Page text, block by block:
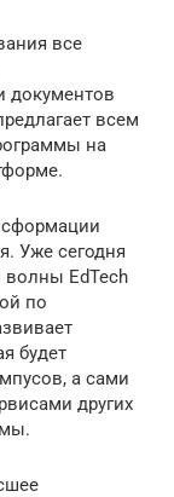
все
документов
всем
на
Уже сегодня
EdTech
по
будет
а сами
других